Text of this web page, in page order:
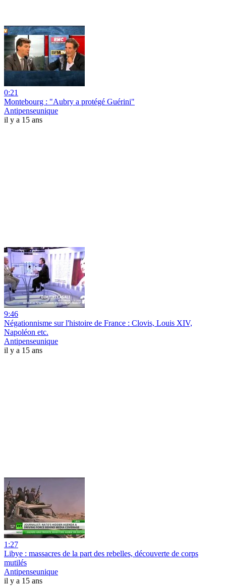
0:21
Montebourg : "Aubry a protégé Guérini"
Antipenseunique
il y a 15 ans
9:46
Négationnisme sur l'histoire de France : Clovis, Louis XIV,
Napoléon etc.
Antipenseunique
il y a 15 ans
1:27
Libye : massacres de la part des rebelles, découverte de corps
mutilés
Antipenseunique
il y a 15 ans